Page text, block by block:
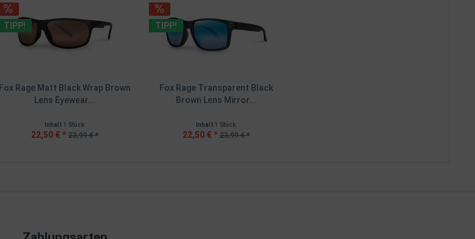
TIPP!
Fox Rage Matt Black Wrap Brown
Lens Eyewear...
Inhalt1 Stück
22,50 € * 23,99 € *
TIPP!
Fox Rage Transparent Black
Brown Lens Mirror...
Inhalt1 Stück
22,50 € * 23,99 € *